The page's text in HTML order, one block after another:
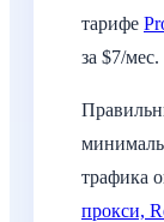
тарифе
за $7/мес.
трафика
прокси,